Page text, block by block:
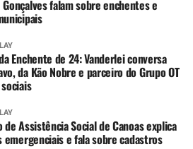
falam sobre enchentes e
Enchente de 24: Vanderlei conversa
da Kão Nobre e parceiro do Grupo OT
Assistência Social de Canoas explica
emergenciais e fala sobre cadastros